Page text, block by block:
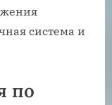
система и
по